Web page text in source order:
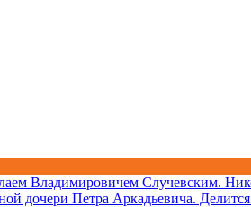
Владимировичем Случевским.
дочери Петра Аркадьевича.